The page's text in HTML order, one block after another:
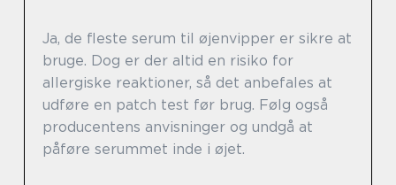
Ja, de fleste serum til øjenvipper er sikre at
bruge. Dog er der altid en risiko for
allergiske reaktioner, så det anbefales at
udføre en patch test før brug. Følg også
producentens anvisninger og undgå at
påføre serummet inde i øjet.